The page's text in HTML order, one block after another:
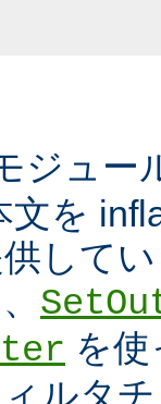
ジュー
を
して
を
ルタ